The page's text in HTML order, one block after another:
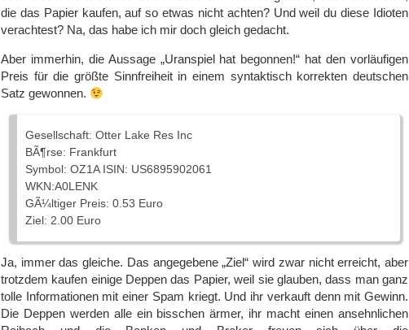
die das Papier kaufen, auf so etwas nicht achten? Und weil du diese Idioten
verachtest? Na, das habe ich mir doch gleich gedacht.
Aber immerhin, die Aussage „Uranspiel hat begonnen!“ hat den vorläufigen
Preis für die größte Sinnfreiheit in einem syntaktisch korrekten deutschen
Satz gewonnen.
Gesellschaft: Otter Lake Res Inc
BÃ¶rse: Frankfurt
Symbol: OZ1A ISIN: US6895902061
WKN:A0LENK
GÃ¼ltiger Preis: 0.53 Euro
Ziel: 2.00 Euro
Ja, immer das gleiche. Das angegebene „Ziel“ wird zwar nicht erreicht, aber
trotzdem kaufen einige Deppen das Papier, weil sie glauben, dass man ganz
tolle Informationen mit einer Spam kriegt. Und ihr verkauft denn mit Gewinn.
Die Deppen werden alle ein bisschen ärmer, ihr macht einen ansehnlichen